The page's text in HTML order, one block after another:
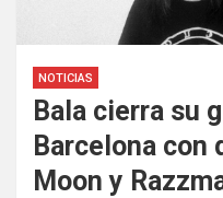
NOTICIAS
Bala cierra su
Barcelona con
Moon y